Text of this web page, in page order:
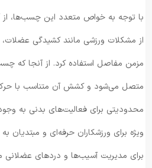
با توجه به خواص متعدد این چسب‌ها،
از مشکلات ورزشی مانند کشیدگی
مزمن مفاصل استفاده کرد. از آنجا که
متصل می‌شود و کشش آن متناسب با
محدودیتی برای فعالیت‌های بدنی به
ویژه برای ورزشکاران حرفه‌ای و مبتدیان
برای مدیریت آسیب‌ها و دردهای عضلانی